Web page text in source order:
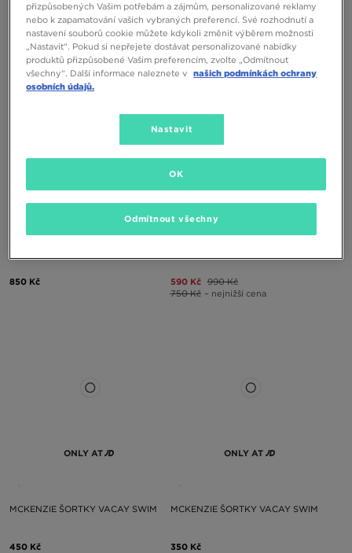
890 Kč 690 Kč
890 Kč
990 Kč
– nejnižší cena
ONLY AT
850 Kč 590 Kč 990 Kč
750 Kč – nejnižší cena
ONLY AT
MCKENZIE ŠORTKY VACAY SWIM
450 Kč
ONLY AT
MCKENZIE ŠORTKY VACAY SWIM
350 Kč
přizpůsobených Vašim potřebám a zájmům, personalizované reklamy
nebo k zapamatování vašich vybraných preferencí. Své rozhodnutí a
nastavení souborů cookie můžete kdykoli změnit výběrem možnosti
„Nastavit“. Pokud si nepřejete dostávat personalizované nabídky
produktů přizpůsobené Vašim preferencím, zvolte „Odmítnout
všechny“. Další informace naleznete v našich podmínkách ochrany
osobních údajů.
Nastavit
Odmítnout všechny
OK